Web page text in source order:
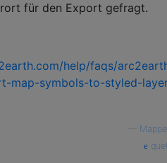
für den Export gefragt.
help/faqs/
map-symbols-to-styled-